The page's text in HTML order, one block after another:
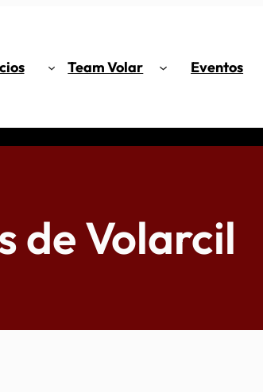
Team Volar Eventos
de Volarcil